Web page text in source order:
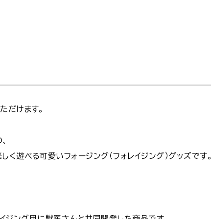
だけます。
遊べる可愛いフォージング（フォレイジング）グッズです。